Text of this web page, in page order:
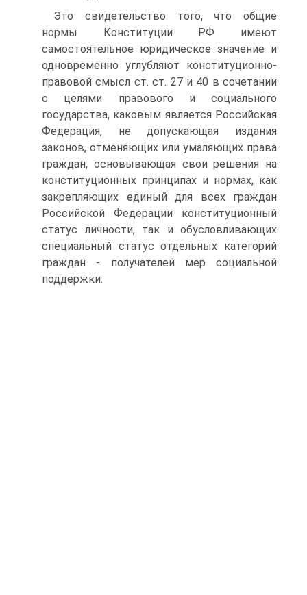
Это свидетельство того, что общие
нормы Конституции РФ имеют
самостоятельное юридическое значение и
одновременно углубляют конституционно-
правовой смысл ст. ст. 27 и 40 в сочетании
с целями правового и социального
государства, каковым является Российская
Федерация, не допускающая издания
законов, отменяющих или умаляющих права
граждан, основывающая свои решения на
конституционных принципах и нормах, как
закрепляющих единый для всех граждан
Российской Федерации конституционный
статус личности, так и обусловливающих
специальный статус отдельных категорий
граждан - получателей мер социальной
поддержки.